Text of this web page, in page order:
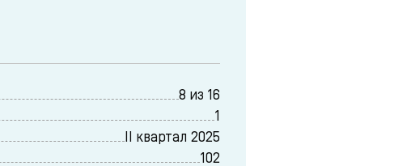
8 из 16
1
II квартал 2025
102